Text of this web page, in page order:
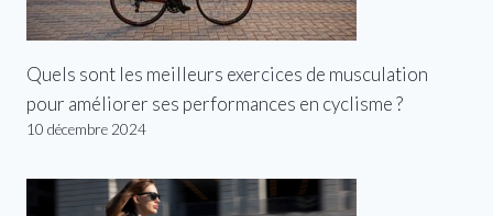
Quels sont les meilleurs exercices de musculation
pour améliorer ses performances en cyclisme ?
10 décembre 2024